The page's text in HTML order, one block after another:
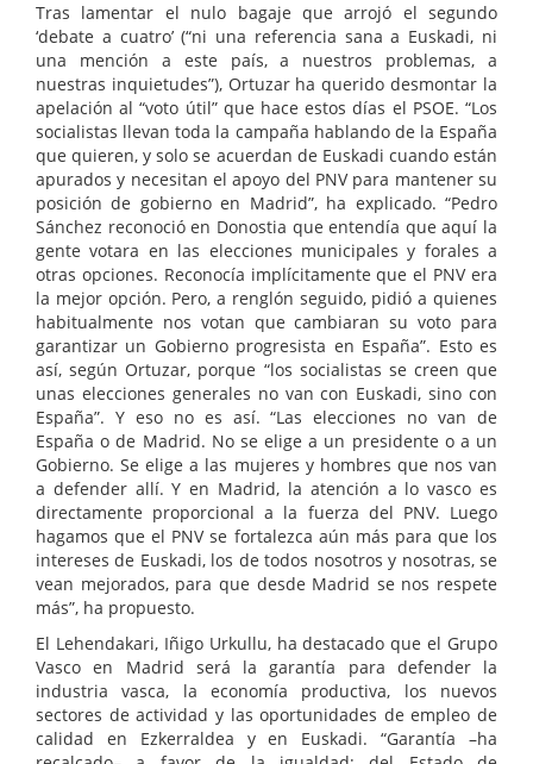
Tras lamentar el nulo bagaje que arrojó el segundo
‘debate a cuatro’ (“ni una referencia sana a Euskadi, ni
una mención a este país, a nuestros problemas, a
nuestras inquietudes”), Ortuzar ha querido desmontar la
apelación al “voto útil” que hace estos días el PSOE. “Los
socialistas llevan toda la campaña hablando de la España
que quieren, y solo se acuerdan de Euskadi cuando están
apurados y necesitan el apoyo del PNV para mantener su
posición de gobierno en Madrid”, ha explicado. “Pedro
Sánchez reconoció en Donostia que entendía que aquí la
gente votara en las elecciones municipales y forales a
otras opciones. Reconocía implícitamente que el PNV era
la mejor opción. Pero, a renglón seguido, pidió a quienes
habitualmente nos votan que cambiaran su voto para
garantizar un Gobierno progresista en España”. Esto es
así, según Ortuzar, porque “los socialistas se creen que
unas elecciones generales no van con Euskadi, sino con
España”. Y eso no es así. “Las elecciones no van de
España o de Madrid. No se elige a un presidente o a un
Gobierno. Se elige a las mujeres y hombres que nos van
a defender allí. Y en Madrid, la atención a lo vasco es
directamente proporcional a la fuerza del PNV. Luego
hagamos que el PNV se fortalezca aún más para que los
intereses de Euskadi, los de todos nosotros y nosotras, se
vean mejorados, para que desde Madrid se nos respete
más”, ha propuesto.
El Lehendakari, Iñigo Urkullu, ha destacado que el Grupo
Vasco en Madrid será la garantía para defender la
industria vasca, la economía productiva, los nuevos
sectores de actividad y las oportunidades de empleo de
calidad en Ezkerraldea y en Euskadi. “Garantía –ha